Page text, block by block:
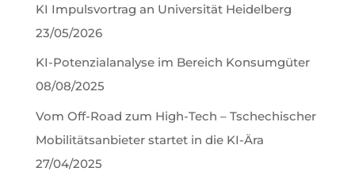
KI Impulsvortrag an Universität Heidelberg
23/05/2026
KI-Potenzialanalyse im Bereich Konsumgüter
08/08/2025
Vom Off-Road zum High-Tech – Tschechischer
Mobilitätsanbieter startet in die KI-Ära
27/04/2025